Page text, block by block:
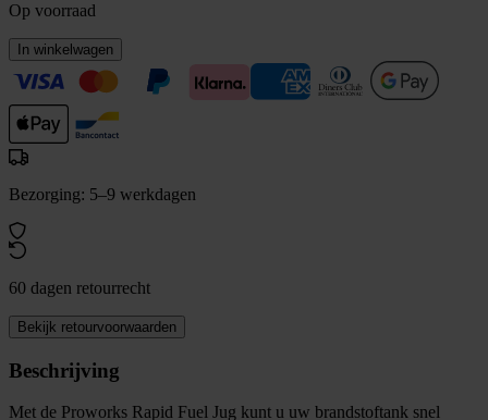
Op voorraad
In winkelwagen
Bezorging: 5–9 werkdagen
60 dagen retourrecht
Bekijk retourvoorwaarden
Beschrijving
Met de Proworks Rapid Fuel Jug kunt u uw brandstoftank snel